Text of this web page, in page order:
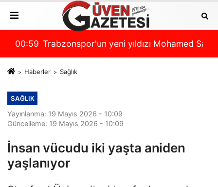
Salah, İstanbul'a geldi! Formayı giydi, işte ilk sözleri
00:59 Ziraat Türkiye Kupası'nda yeni sezon
Haberler Sağlık
SAĞLIK
Yayınlanma: 19 Mayıs 2026 - 10:09
Güncelleme: 19 Mayıs 2026 - 10:09
İnsan vücudu iki yaşta aniden
yaşlanıyor